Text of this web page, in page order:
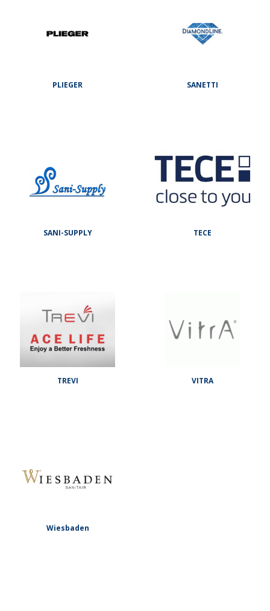
PLIEGER SANETTI
SANI-SUPPLY TECE
TREVI VITRA
Wiesbaden